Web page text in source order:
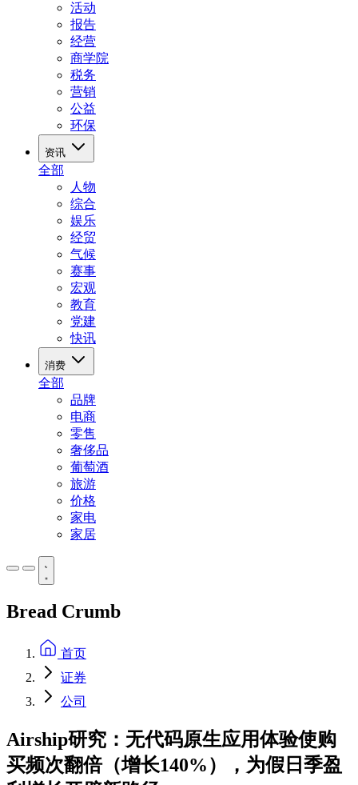
活动
报告
经营
商学院
税务
营销
公益
环保
资讯
全部
人物
综合
娱乐
经贸
气候
赛事
宏观
教育
党建
快讯
消费
全部
品牌
电商
零售
奢侈品
葡萄酒
旅游
价格
家电
家居
Bread Crumb
首页
证券
公司
Airship研究：无代码原生应用体验使购
买频次翻倍（增长140%），为假日季盈